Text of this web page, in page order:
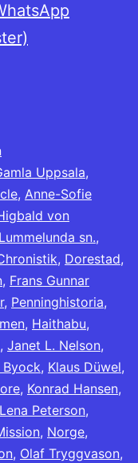
Uppsala,
, Anne-Sofie
von
sn.,
, Dorestad,
, Frans Gunnar
, Penninghistoria,
, Haithabu,
, Janet L. Nelson,
Byock, Klaus Düwel,
, Konrad Hansen,
Lena Peterson,
, Norge,
, Olaf Tryggvason,